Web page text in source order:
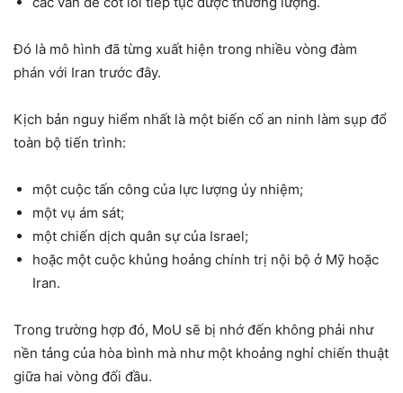
Đó là mô hình đã từng xuất hiện trong nhiều vòng đàm
phán với Iran trước đây.
Kịch bản nguy hiểm nhất là một biến cố an ninh làm sụp đổ
toàn bộ tiến trình:
một cuộc tấn công của lực lượng ủy nhiệm;
một vụ ám sát;
một chiến dịch quân sự của Israel;
hoặc một cuộc khủng hoảng chính trị nội bộ ở Mỹ hoặc
Iran.
Trong trường hợp đó, MoU sẽ bị nhớ đến không phải như
nền tảng của hòa bình mà như một khoảng nghỉ chiến thuật
giữa hai vòng đối đầu.